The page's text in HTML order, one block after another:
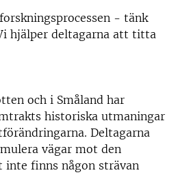
- tänk
hjälper deltagarna att titta
och i Småland har
historiska utmaningar
Deltagarna
vägar mot den
inte finns någon strävan